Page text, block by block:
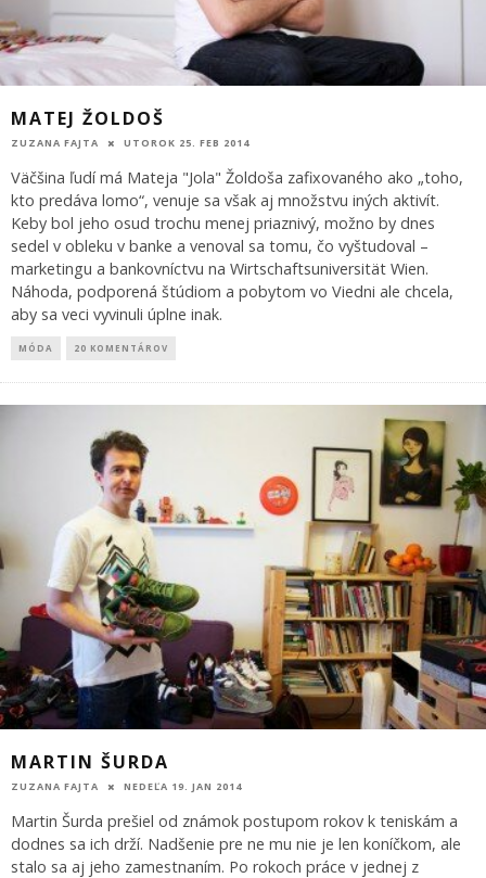
MATEJ ŽOLDOŠ
ZUZANA FAJTA UTOROK 25. FEB 2014
Väčšina ľudí má Mateja "Jola" Žoldoša zafixovaného ako „toho,
kto predáva lomo“, venuje sa však aj množstvu iných aktivít.
Keby bol jeho osud trochu menej priaznivý, možno by dnes
sedel v obleku v banke a venoval sa tomu, čo vyštudoval –
marketingu a bankovníctvu na Wirtschaftsuniversität Wien.
Náhoda, podporená štúdiom a pobytom vo Viedni ale chcela,
aby sa veci vyvinuli úplne inak.
MÓDA 20 KOMENTÁROV
MARTIN ŠURDA
ZUZANA FAJTA NEDEĽA 19. JAN 2014
Martin Šurda prešiel od známok postupom rokov k teniskám a
dodnes sa ich drží. Nadšenie pre ne mu nie je len koníčkom, ale
stalo sa aj jeho zamestnaním. Po rokoch práce v jednej z